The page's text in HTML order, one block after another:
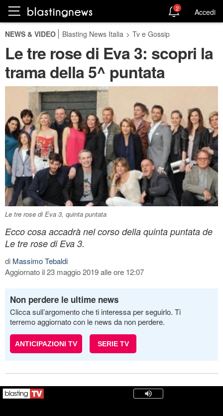
2 Accedi
NEWS & VIDEO Blasting News Italia > Tv e Gossip
Le tre rose di Eva 3: scopri la
trama della 5^ puntata
Le tre rose di Eva 3, quinta puntata
Ecco cosa accadrà nel corso della quinta puntata de
Le tre rose di Eva 3.
di Massimo Tebaldi
Aggiornato il 23 maggio 2019 alle ore 12:07
Non perdere le ultime news
Clicca sull’argomento che ti interessa per seguirlo. Ti
terremo aggiornato con le news da non perdere.
ANTICIPAZIONI TV SERIE TV